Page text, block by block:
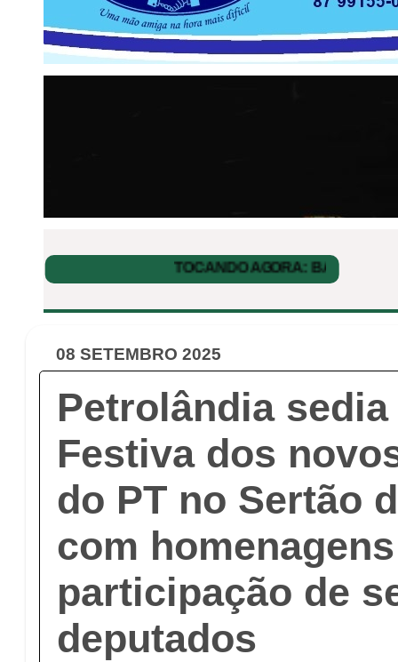
08 SETEMBRO 2025
Petrolândia
Festiva dos
do PT no Sertão
com
participação de
deputados